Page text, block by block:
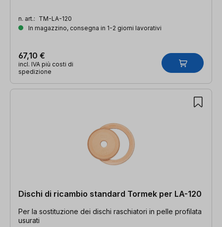
n. art.: TM-LA-120
In magazzino, consegna in 1-2 giorni lavorativi
67,10 €
incl. IVA più costi di
spedizione
Dischi di ricambio standard Tormek per LA-120
Per la sostituzione dei dischi raschiatori in pelle profilata
usurati